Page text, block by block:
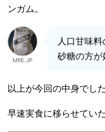
ンガム。
MRE.JP
人口甘味
砂糖の方が
以上が今回の中身でした
早速実食に移らせてい